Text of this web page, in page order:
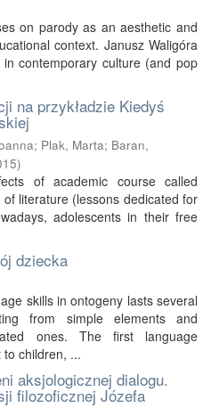
on parody as an aesthetic and
context. Janusz Waligóra
contemporary culture (and pop
na przykładzie Kiedyś
; Plak, Marta; Baran,
)
of academic course called
of literature (lessons dedicated for
adolescents in their free
dziecka
skills in ontogeny lasts several
from simple elements and
ones. The first language
children, ...
aksjologicznej dialogu.
filozoficznej Józefa